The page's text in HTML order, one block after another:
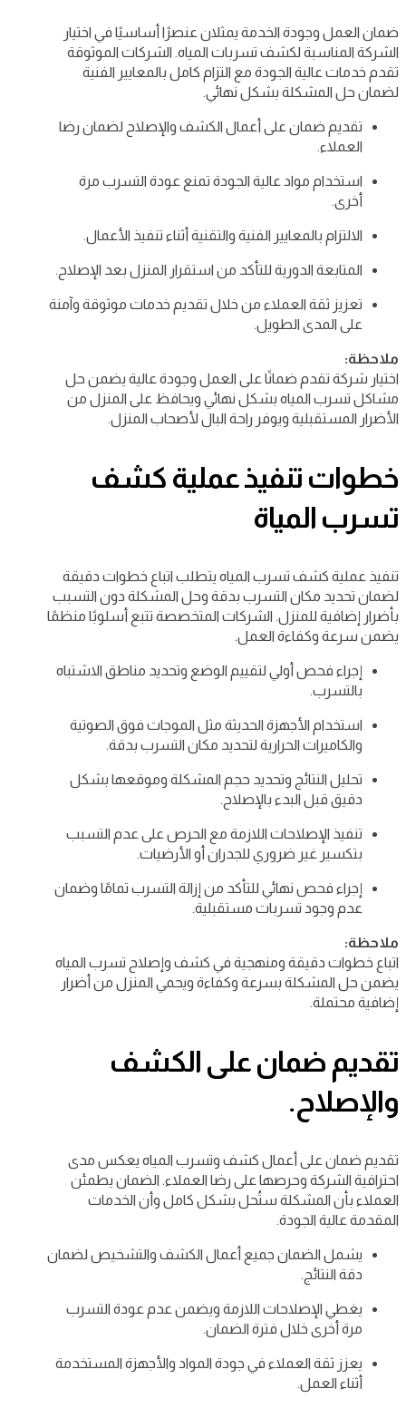
ضمان العمل وجودة الخدمة يمثلان عنصرًا أساسيًا في اختيار
الشركة المناسبة لكشف تسربات المياه. الشركات الموثوقة
تقدم خدمات عالية الجودة مع التزام كامل بالمعايير الفنية
لضمان حل المشكلة بشكل نهائي.
تقديم ضمان على أعمال الكشف والإصلاح لضمان رضا
العملاء.
استخدام مواد عالية الجودة تمنع عودة التسرب مرة
أخرى.
الالتزام بالمعايير الفنية والتقنية أثناء تنفيذ الأعمال.
المتابعة الدورية للتأكد من استقرار المنزل بعد الإصلاح.
تعزيز ثقة العملاء من خلال تقديم خدمات موثوقة وآمنة
على المدى الطويل.
ملاحظة:
اختيار شركة تقدم ضمانًا على العمل وجودة عالية يضمن حل
مشاكل تسرب المياه بشكل نهائي ويحافظ على المنزل من
الأضرار المستقبلية ويوفر راحة البال لأصحاب المنزل.
خطوات تنفيذ عملية كشف
تسرب المياة
تنفيذ عملية كشف تسرب المياه يتطلب اتباع خطوات دقيقة
لضمان تحديد مكان التسرب بدقة وحل المشكلة دون التسبب
بأضرار إضافية للمنزل. الشركات المتخصصة تتبع أسلوبًا منظمًا
يضمن سرعة وكفاءة العمل.
إجراء فحص أولي لتقييم الوضع وتحديد مناطق الاشتباه
بالتسرب.
استخدام الأجهزة الحديثة مثل الموجات فوق الصوتية
والكاميرات الحرارية لتحديد مكان التسرب بدقة.
تحليل النتائج وتحديد حجم المشكلة وموقعها بشكل
دقيق قبل البدء بالإصلاح.
تنفيذ الإصلاحات اللازمة مع الحرص على عدم التسبب
بتكسير غير ضروري للجدران أو الأرضيات.
إجراء فحص نهائي للتأكد من إزالة التسرب تمامًا وضمان
عدم وجود تسربات مستقبلية.
ملاحظة:
اتباع خطوات دقيقة ومنهجية في كشف وإصلاح تسرب المياه
يضمن حل المشكلة بسرعة وكفاءة ويحمي المنزل من أضرار
إضافية محتملة.
تقديم ضمان على الكشف
والإصلاح.
تقديم ضمان على أعمال كشف وتسرب المياه يعكس مدى
احترافية الشركة وحرصها على رضا العملاء. الضمان يطمئن
العملاء بأن المشكلة ستُحل بشكل كامل وأن الخدمات
المقدمة عالية الجودة.
يشمل الضمان جميع أعمال الكشف والتشخيص لضمان
دقة النتائج.
يغطي الإصلاحات اللازمة ويضمن عدم عودة التسرب
مرة أخرى خلال فترة الضمان.
يعزز ثقة العملاء في جودة المواد والأجهزة المستخدمة
أثناء العمل.